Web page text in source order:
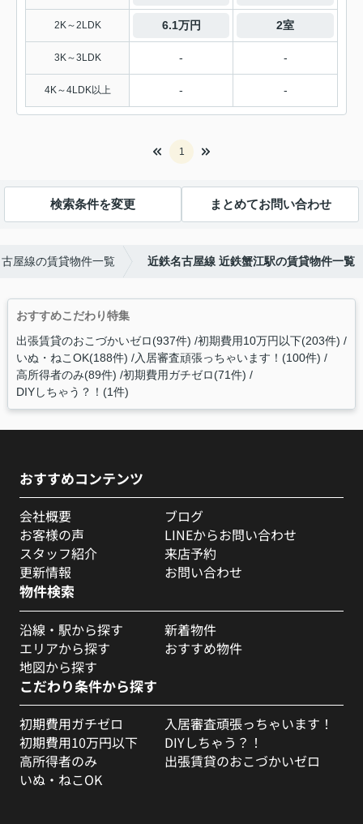
2K～2LDK 6.1万円 2室
3K～3LDK - -
4K～4LDK以上 - -
1
検索条件を変更 まとめてお問い合わせ
屋線の賃貸物件一覧 近鉄名古屋線 近鉄蟹江駅の賃貸物件一覧
おすすめこだわり特集
出張賃貸のおこづかいゼロ(937件) 初期費用10万円以下(203件)
いぬ・ねこOK(188件) 入居審査頑張っちゃいます！(100件)
高所得者のみ(89件) 初期費用ガチゼロ(71件)
DIYしちゃう？！(1件)
おすすめコンテンツ
会社概要
お客様の声
スタッフ紹介
更新情報
ブログ
LINEからお問い合わせ
来店予約
お問い合わせ
物件検索
沿線・駅から探す
エリアから探す
地図から探す
新着物件
おすすめ物件
こだわり条件から探す
初期費用ガチゼロ
初期費用10万円以下
高所得者のみ
いぬ・ねこOK
入居審査頑張っちゃいます！
DIYしちゃう？！
出張賃貸のおこづかいゼロ